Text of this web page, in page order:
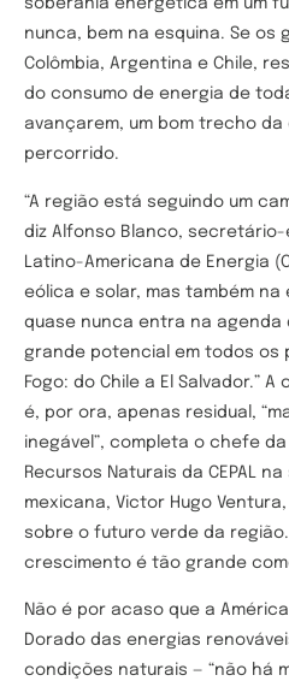
soberania energética em um
nunca, bem na esquina. Se os
Colômbia, Argentina e Chile,
do consumo de energia de
avançarem, um bom trecho
percorrido.
“A região está seguindo um
diz Alfonso Blanco,
Latino-Americana de Energia
eólica e solar, mas também
quase nunca entra na agenda
grande potencial em todos os
Fogo: do Chile a El Salvador.”
é, por ora, apenas residual,
inegável”, completa o chefe
Recursos Naturais da CEPAL
mexicana, Victor Hugo
sobre o futuro verde da região.
crescimento é tão grande
Não é por acaso que a
Dorado das energias
condições naturais — “não há